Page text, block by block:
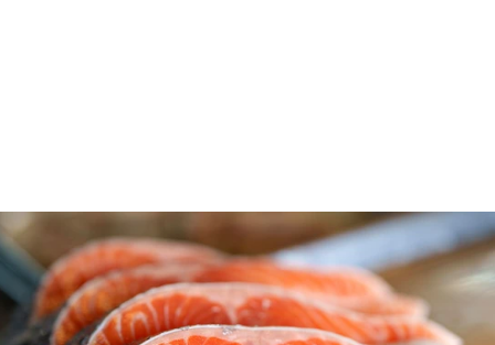
Οσολομόςανήκει στην κατηγορία των ψαριών
μετρίου μεγέθους και ζει κυρίως στον Βόρειο
Ατλαντικό Ωκεανό, καθώς και σε ποταμούς που